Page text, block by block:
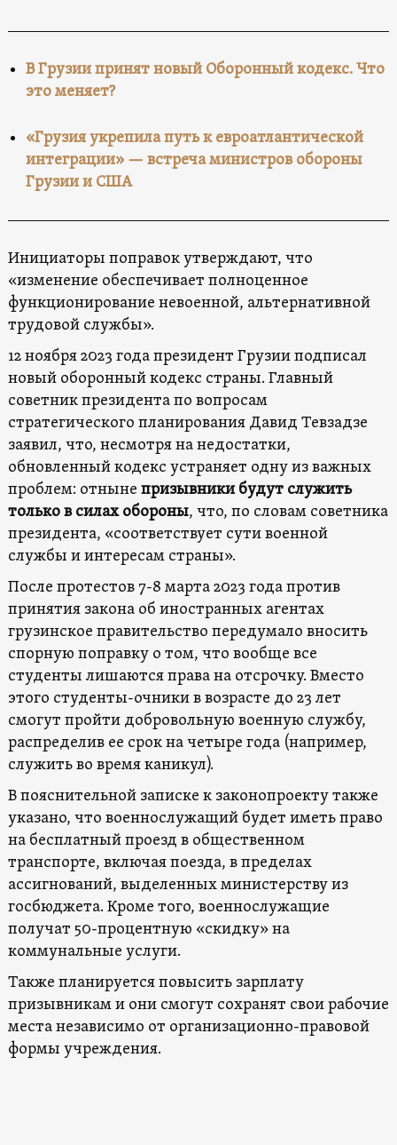
В Грузии принят новый Оборонный кодекс. Что
это меняет?
«Грузия укрепила путь к евроатлантической
интеграции» — встреча министров обороны
Грузии и США
Инициаторы поправок утверждают, что
«изменение обеспечивает полноценное
функционирование невоенной, альтернативной
трудовой службы».
12 ноября 2023 года президент Грузии подписал
новый оборонный кодекс страны. Главный
советник президента по вопросам
стратегического планирования Давид Тевзадзе
заявил, что, несмотря на недостатки,
обновленный кодекс устраняет одну из важных
проблем: отныне призывники будут служить
только в силах обороны, что, по словам советника
президента, «соответствует сути военной
службы и интересам страны».
После протестов 7-8 марта 2023 года против
принятия закона об иностранных агентах
грузинское правительство передумало вносить
спорную поправку о том, что вообще все
студенты лишаются права на отсрочку. Вместо
этого студенты-очники в возрасте до 23 лет
смогут пройти добровольную военную службу,
распределив ее срок на четыре года (например,
служить во время каникул).
В пояснительной записке к законопроекту также
указано, что военнослужащий будет иметь право
на бесплатный проезд в общественном
транспорте, включая поезда, в пределах
ассигнований, выделенных министерству из
госбюджета. Кроме того, военнослужащие
получат 50-процентную «скидку» на
коммунальные услуги.
Также планируется повысить зарплату
призывникам и они смогут сохранят свои рабочие
места независимо от организационно-правовой
формы учреждения.